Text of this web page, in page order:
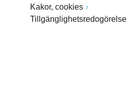
Kakor, cookies
Tillgänglighetsredogörelse